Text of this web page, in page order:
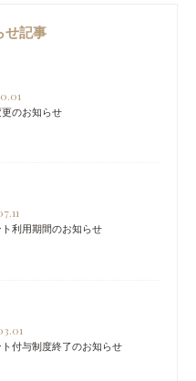
せ記事
のお知らせ
ト利用期間のお知らせ
ト付与制度終了のお知らせ